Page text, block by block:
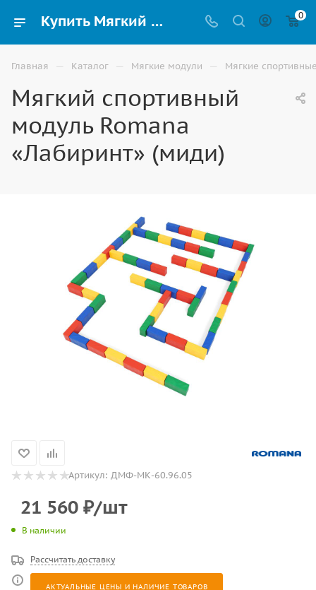
Купить Мягкий спортивный модуль Romana «Лабиринт» (миди) по низким ценам в Владикавказе 0
Главная — Каталог — Мягкие модули — Мягкие
Мягкий спортивный
модуль Romana
«Лабиринт» (миди)
Артикул: ДМФ-МК-60.96.05
21 560 ₽/шт
В наличии
Рассчитать доставку
АКТУАЛЬНЫЕ ЦЕНЫ И НАЛИЧИЕ ТОВАРОВ